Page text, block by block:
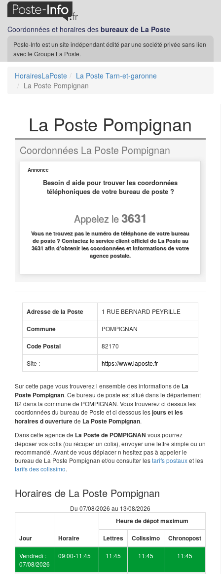
Coordonnées et horaires des bureaux de La Poste
Poste-Info est un site indépendant édité par une société privée sans lien
avec le Groupe La Poste.
HorairesLaPoste
La Poste Tarn-et-garonne
La Poste Pompignan
La Poste Pompignan
Coordonnées La Poste Pompignan
Annonce
Besoin d aide pour trouver les coordonnées
téléphoniques de votre bureau de poste ?
Appelez le3631
Vous ne trouvez pas le numéro de téléphone de votre bureau
de poste ? Contactez le service client officiel de La Poste au
3631 afin d’obtenir les coordonnées et informations de votre
agence postale.
Adresse de la Poste 1 RUE BERNARD PEYRILLE
Commune POMPIGNAN
Code Postal 82170
Site : https://www.laposte.fr
Sur cette page vous trouverez l ensemble des informations de La
Poste Pompignan. Ce bureau de poste est situé dans le département
82 dans la commune de POMPIGNAN. Vous trouverez ci dessus les
coordonnées du bureau de Poste et ci dessous lesjours et les
horaires d ouverturede La Poste Pompignan.
Dans cette agence de La Poste de POMPIGNAN vous pourrez
déposer vos colis (ou récuper un colis), envoyer une lettre simple ou un
recommandé. Avant de vous déplacer n hesitez pas à appeler le
bureau de La Poste Pompignan et/ou consulter lestarifs postauxet les
tarifs des colissimo.
Horaires de La Poste Pompignan
Du 07/08/2026 au 13/08/2026
Jour Horaire
Heure de dépot maximum
Lettres Colissimo Chronopost
Vendredi :
07/08/2026
09:00-11:45 11:45 11:45 11:45